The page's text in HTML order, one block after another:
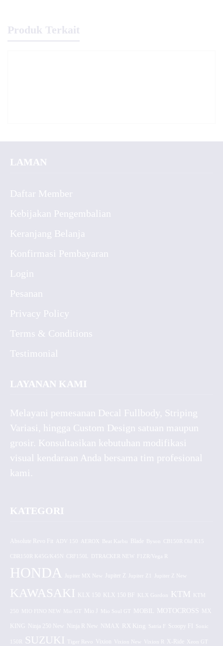
Produk Terkait
LAMAN
Daftar Member
Kebijakan Pengembalian
Keranjang Belanja
Konfirmasi Pembayaran
Login
Pesanan
Privacy Policy
Terms & Conditions
Testimonial
LAYANAN KAMI
Melayani pemesanan Decal Fullbody, Striping
Variasi, hingga Custom Design satuan maupun
grosir. Konsultasikan kebutuhan modifikasi
visual kendaraan Anda bersama tim profesional
kami.
KATEGORI
Absolute Revo Fit ADV 150 AEROX CB150R Old K15
CBR150R K45G/K45N CRF150L DTRACKER NEW F1ZR/Vega R
HONDA Jupiter MX New Jupiter Z Jupiter Z1 Jupiter Z New
KAWASAKI KLX 150 KLX 150 BF KLX Gordon KTM KTM
250 MIO FINO NEW Mio GT Mio J Mio Soul GT MOBIL MOTOCROSS MX
KING Ninja 250 New Ninja R New NMAX RX King Satria F Scoopy FI Sonic
150R SUZUKI Tiger Revo Vixion Vixion New Vixion R X-Ride Xeon GT